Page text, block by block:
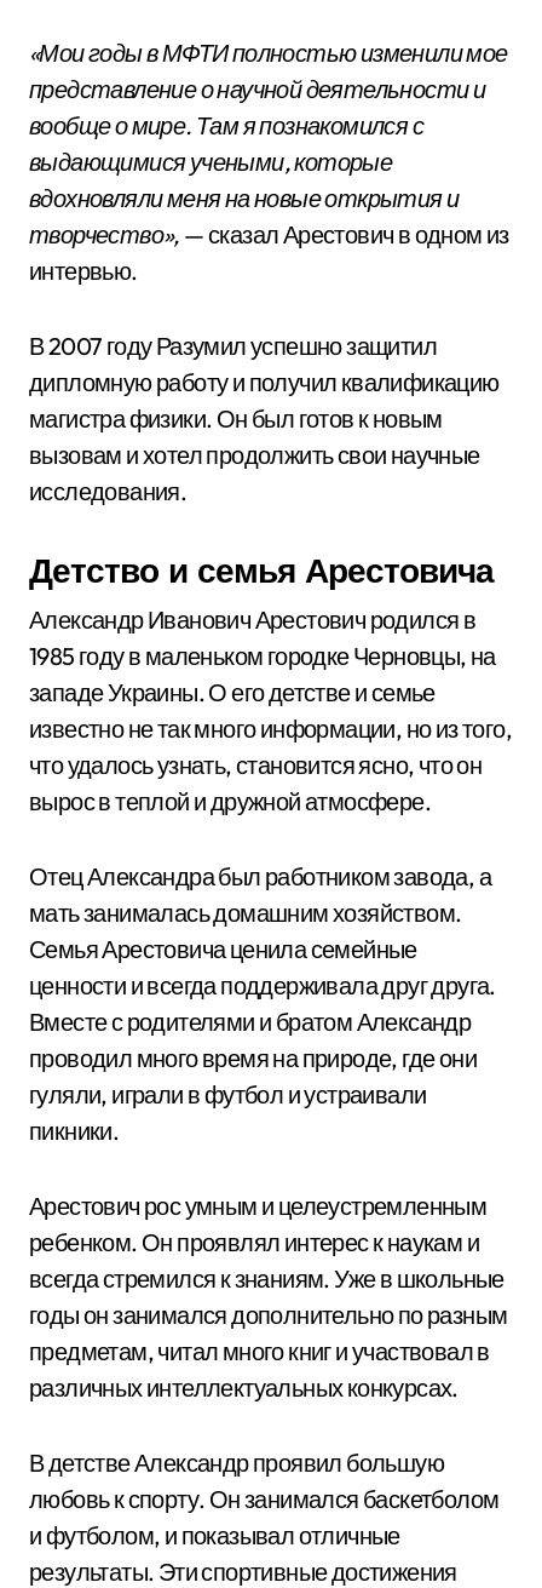
«Мои годы в МФТИ полностью изменили мое
представление о научной деятельности и
вообще о мире. Там я познакомился с
выдающимися учеными, которые
вдохновляли меня на новые открытия и
творчество», — сказал Арестович в одном из
интервью.
В 2007 году Разумил успешно защитил
дипломную работу и получил квалификацию
магистра физики. Он был готов к новым
вызовам и хотел продолжить свои научные
исследования.
Детство и семья Арестовича
Александр Иванович Арестович родился в
1985 году в маленьком городке Черновцы, на
западе Украины. О его детстве и семье
известно не так много информации, но из того,
что удалось узнать, становится ясно, что он
вырос в теплой и дружной атмосфере.
Отец Александра был работником завода, а
мать занималась домашним хозяйством.
Семья Арестовича ценила семейные
ценности и всегда поддерживала друг друга.
Вместе с родителями и братом Александр
проводил много время на природе, где они
гуляли, играли в футбол и устраивали
пикники.
Арестович рос умным и целеустремленным
ребенком. Он проявлял интерес к наукам и
всегда стремился к знаниям. Уже в школьные
годы он занимался дополнительно по разным
предметам, читал много книг и участвовал в
различных интеллектуальных конкурсах.
В детстве Александр проявил большую
любовь к спорту. Он занимался баскетболом
и футболом, и показывал отличные
результаты. Эти спортивные достижения